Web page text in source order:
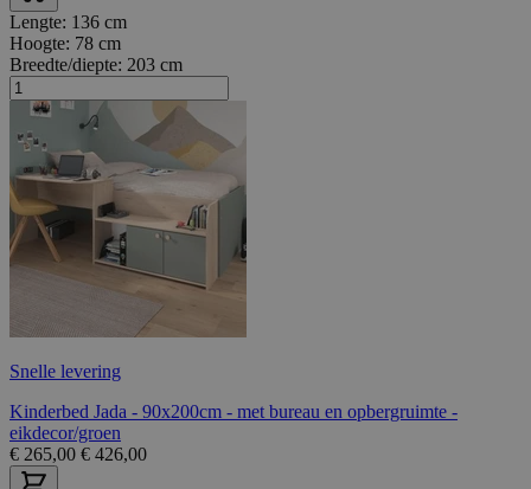
Lengte: 136 cm
Hoogte: 78 cm
Breedte/diepte: 203 cm
Snelle levering
Kinderbed Jada - 90x200cm - met bureau en opbergruimte -
eikdecor/groen
€ 265,00 € 426,00